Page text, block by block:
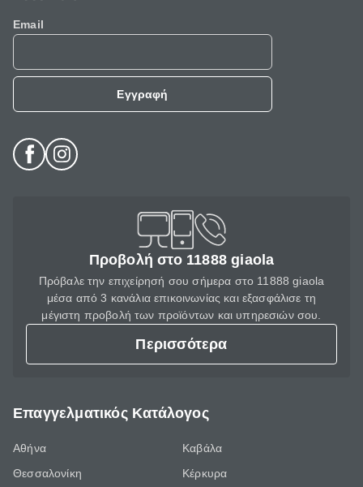
Email
Εγγραφή
Προβολή στο 11888 giaola
Πρόβαλε την επιχείρησή σου σήμερα στο 11888 giaola
μέσα από 3 κανάλια επικοινωνίας και εξασφάλισε τη
μέγιστη προβολή των προϊόντων και υπηρεσιών σου.
Περισσότερα
Επαγγελματικός Κατάλογος
Αθήνα
Θεσσαλονίκη
Καβάλα
Κέρκυρα